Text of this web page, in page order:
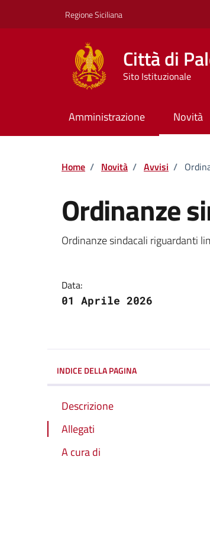
Regione Siciliana
Città di
Sito Istituzionale
Amministrazione Novità
Home / Novità / Avvisi /
Ordinanze
Dettagli della
Ordinanze sindacali riguardanti
Data:
01 Aprile 2026
INDICE DELLA PAGINA
Descrizione
Allegati
A cura di